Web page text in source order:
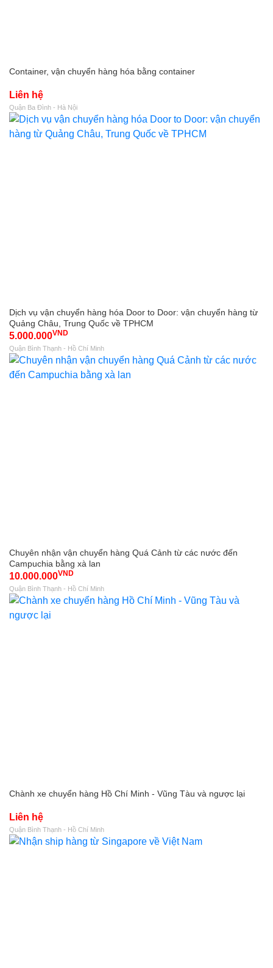
Container, vận chuyển hàng hóa bằng container
Liên hệ
Quận Ba Đình - Hà Nội
Dịch vụ vận chuyển hàng hóa Door to Door: vận chuyển hàng từ
Quảng Châu, Trung Quốc về TPHCM
5.000.000VND
Quận Bình Thạnh - Hồ Chí Minh
Chuyên nhận vận chuyển hàng Quá Cảnh từ các nước đến
Campuchia bằng xà lan
10.000.000VND
Quận Bình Thạnh - Hồ Chí Minh
Chành xe chuyển hàng Hồ Chí Minh - Vũng Tàu và ngược lại
Liên hệ
Quận Bình Thạnh - Hồ Chí Minh